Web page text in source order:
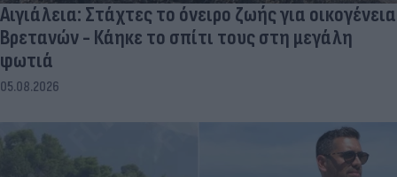
Αιγιάλεια: Στάχτες το όνειρο ζωής για οικογένεια
Βρετανών - Κάηκε το σπίτι τους στη μεγάλη
φωτιά
05.08.2026